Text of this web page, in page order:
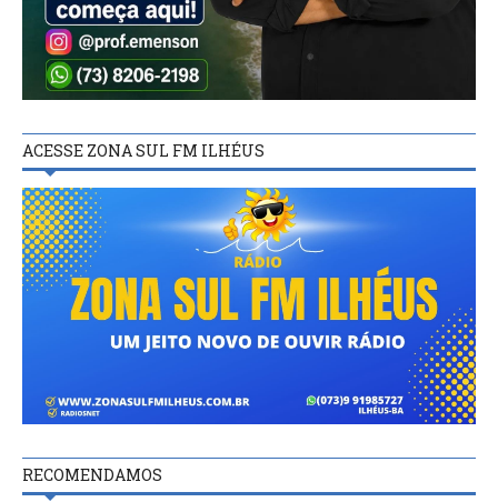
ACESSE ZONA SUL FM ILHÉUS
RECOMENDAMOS